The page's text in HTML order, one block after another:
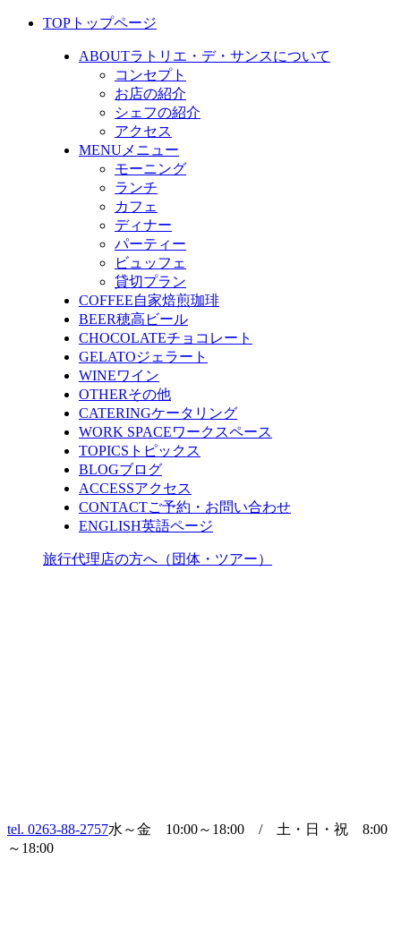
TOP トップページ
ABOUTラトリエ・デ・サンスについて
コンセプト
お店の紹介
シェフの紹介
アクセス
MENU メニュー
モーニング
ランチ
カフェ
ディナー
パーティー
ビュッフェ
貸切プラン
COFFEE自家焙煎珈琲
BEER穂高ビール
CHOCOLATEチョコレート
GELATOジェラート
WINEワイン
OTHERその他
CATERINGケータリング
WORK SPACEワークスペース
TOPICS トピックス
BLOGブログ
ACCESSアクセス
CONTACTご予約・お問い合わせ
ENGLISH英語ページ
旅行代理店の方へ（団体・ツアー）
tel. 0263-88-2757水～金 10:00～18:00 / 土・日・祝 8:00
～18:00